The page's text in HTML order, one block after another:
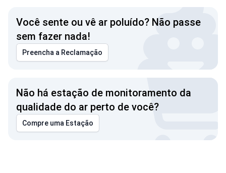
Você sente ou vê ar poluído? Não passe
sem fazer nada!
Preencha a Reclamação
Não há estação de monitoramento da
qualidade do ar perto de você?
Compre uma Estação